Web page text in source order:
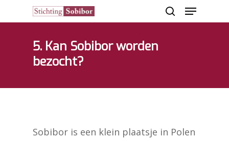
Hit enter to search or ESC to close
5. Kan Sobibor worden
bezocht?
Sobibor is een klein plaatsje in Polen